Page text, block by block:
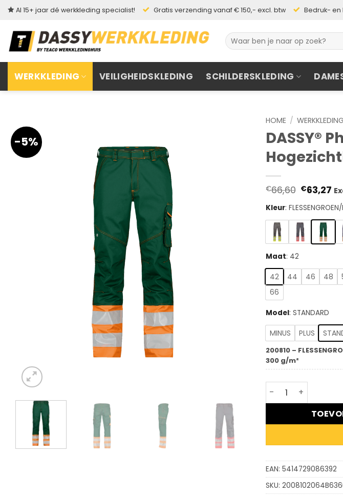
Ga
inhoud
Al 15+ jaar dé werkkleding specialist! Gratis verzending vanaf € 150,- excl. btw Bedruk-
Zoeken
naar:
WERKKLEDING VEILIGHEIDSKLEDING SCHILDERSKLEDING
-5%
HOME / WERKKLEDING
DASSY®
€66,60
prijs
was:
€66,60.
€63,27
is:
Kleur:
Maat: 42
42 44 46 48
66
Model: STANDARD
MINUS PLUS
200810 –
300 g/m²
DASSY® Phoenix
EAN: 5414729086392
SKU: